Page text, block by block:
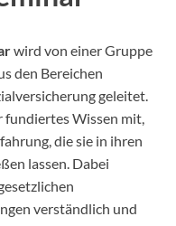
wird von einer Gruppe
den Bereichen
geleitet.
fundiertes Wissen mit,
die sie in ihren
lassen. Dabei
verständlich und